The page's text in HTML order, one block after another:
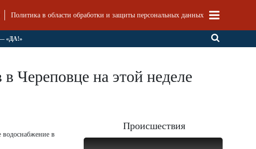
Политика в области обработки и защиты персональных данных
«ДА!»
Череповце на этой неделе
водоснабжение в
Происшествия